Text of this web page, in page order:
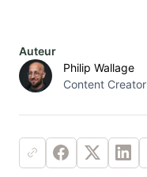
Auteur
Philip Wallage
Content Creator